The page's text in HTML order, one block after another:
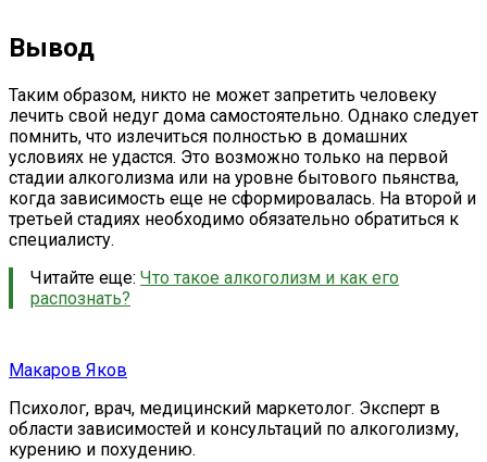
Вывод
Таким образом, никто не может запретить человеку
лечить свой недуг дома самостоятельно. Однако следует
помнить, что излечиться полностью в домашних
условиях не удастся. Это возможно только на первой
стадии алкоголизма или на уровне бытового пьянства,
когда зависимость еще не сформировалась. На второй и
третьей стадиях необходимо обязательно обратиться к
специалисту.
Читайте еще: Что такое алкоголизм и как его
распознать?
Макаров Яков
Психолог, врач, медицинский маркетолог. Эксперт в
области зависимостей и консультаций по алкоголизму,
курению и похудению.